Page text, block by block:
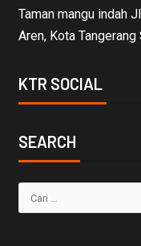
Taman mangu indah
Aren, Kota
KTR SOCIAL
SEARCH